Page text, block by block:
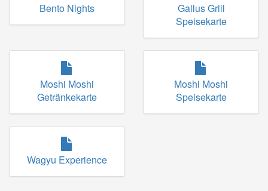
Bento Nights
Gallus Grill
Speisekarte
Moshi Moshi
Getränkekarte
Moshi Moshi
Speisekarte
Wagyu Experience